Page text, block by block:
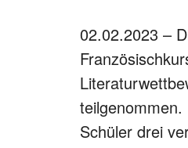
02.02.2023 –
Schüler drei